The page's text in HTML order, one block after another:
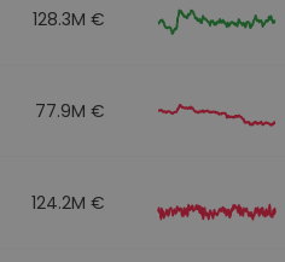
128.3M €
77.9M €
124.2M €